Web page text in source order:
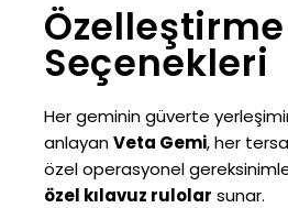
Özelleştirme
Seçenekleri
Her geminin güverte
anlayanVeta Gemi, her
özel operasyonel
özel kılavuz rulolar sunar.